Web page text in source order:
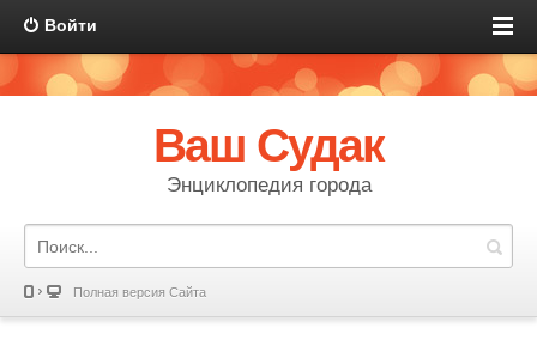
Войти
Ваш Судак
Энциклопедия города
Полная версия Сайта